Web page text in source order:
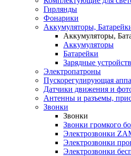
Гирлянды
Фонарики
Аккумуляторы,
Аккумуляторы,
Аккумуляторы
Батарейки
Зарядные
Электропатроны
Пускорегулирующая
Датчики движения и
Антенны и разъемы,
Звонки
Звонки
Звонки громкого
Электрозвонки
Электрозвонки
Электрозвонки